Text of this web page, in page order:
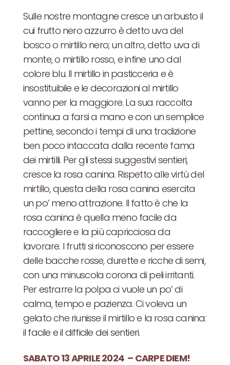
Sulle nostre montagne cresce un arbusto il
cui frutto nero azzurro è detto uva del
bosco o mirtillo nero; un altro, detto uva di
monte, o mirtillo rosso, e infine uno dal
colore blu. Il mirtillo in pasticceria e è
insostituibile e le decorazioni al mirtillo
vanno per la maggiore. La sua raccolta
continua a farsi a mano e con un semplice
pettine, secondo i tempi di una tradizione
ben poco intaccata dalla recente fama
dei mirtilli. Per gli stessi suggestivi sentieri,
cresce la rosa canina. Rispetto alle virtù del
mirtillo, questa della rosa canina esercita
un po’ meno attrazione. Il fatto è che la
rosa canina è quella meno facile da
raccogliere e la più capricciosa da
lavorare. I frutti si riconoscono per essere
delle bacche rosse, durette e ricche di semi,
con una minuscola corona di peli irritanti.
Per estrarre la polpa ci vuole un po’ di
calma, tempo e pazienza. Ci voleva un
gelato che riunisse il mirtillo e la rosa canina:
il facile e il difficile dei sentieri.
SABATO 13 APRILE 2024 – CARPE DIEM!